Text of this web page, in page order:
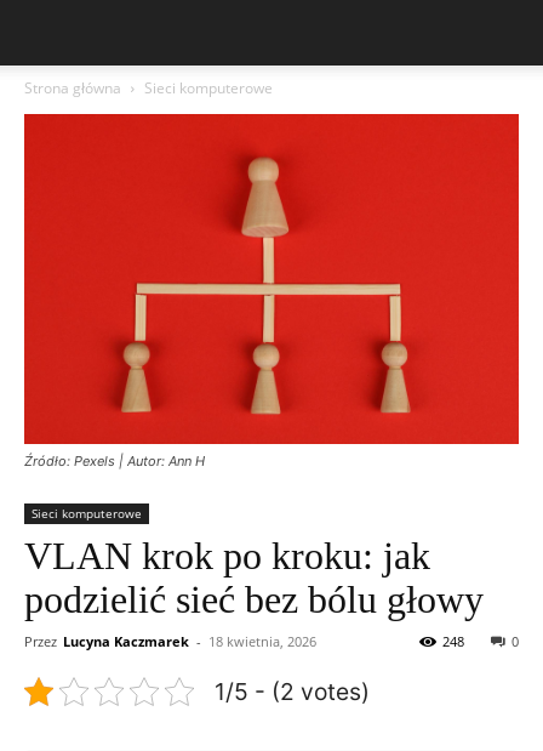
Strona główna Sieci komputerowe
Źródło: Pexels | Autor: Ann H
Sieci komputerowe
VLAN krok po kroku: jak
podzielić sieć bez bólu głowy
Przez Lucyna Kaczmarek - 18 kwietnia, 2026 0
248
1/5 - (2 votes)